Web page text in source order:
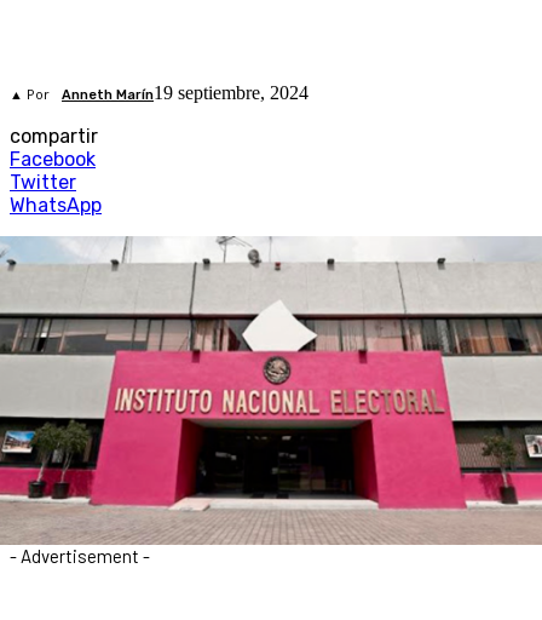
▲ Por Anneth Marín19 septiembre, 2024
compartir
Facebook
Twitter
WhatsApp
- Advertisement -